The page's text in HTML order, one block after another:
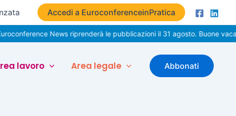
Accedi a EuroconferenceinPratica
News riprenderà le pubblicazioni il 31 agosto. Buone vacanze!
lavoro Area legale Abbonati